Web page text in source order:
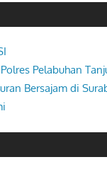
Pelabuhan
Bersajam di